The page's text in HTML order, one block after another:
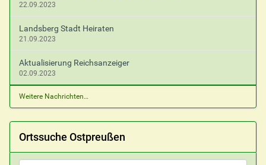
22.09.2023
Landsberg Stadt Heiraten
21.09.2023
Aktualisierung Reichsanzeiger
02.09.2023
Weitere Nachrichten…
Ortssuche Ostpreußen